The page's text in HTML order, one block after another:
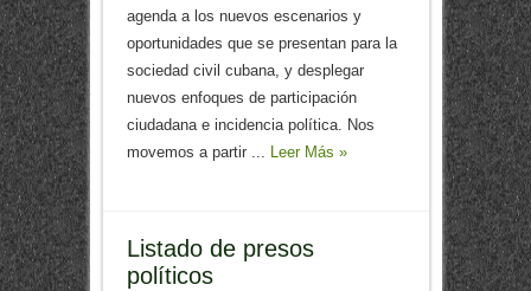
agenda a los nuevos escenarios y
oportunidades que se presentan para la
sociedad civil cubana, y desplegar
nuevos enfoques de participación
ciudadana e incidencia política. Nos
movemos a partir ... Leer Más »
Listado de presos
políticos